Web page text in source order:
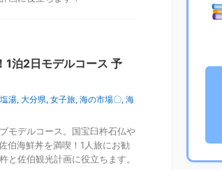
1泊2日モデルコース 予
塩湯, 大分県, 女子旅, 海の市場〇, 海
モデルコース。国宝臼杵石仏や
伯海鮮丼を満喫！1人旅にお勧
と佐伯観光計画に役立ちます。